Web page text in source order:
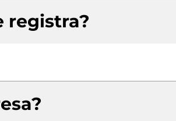
registra?